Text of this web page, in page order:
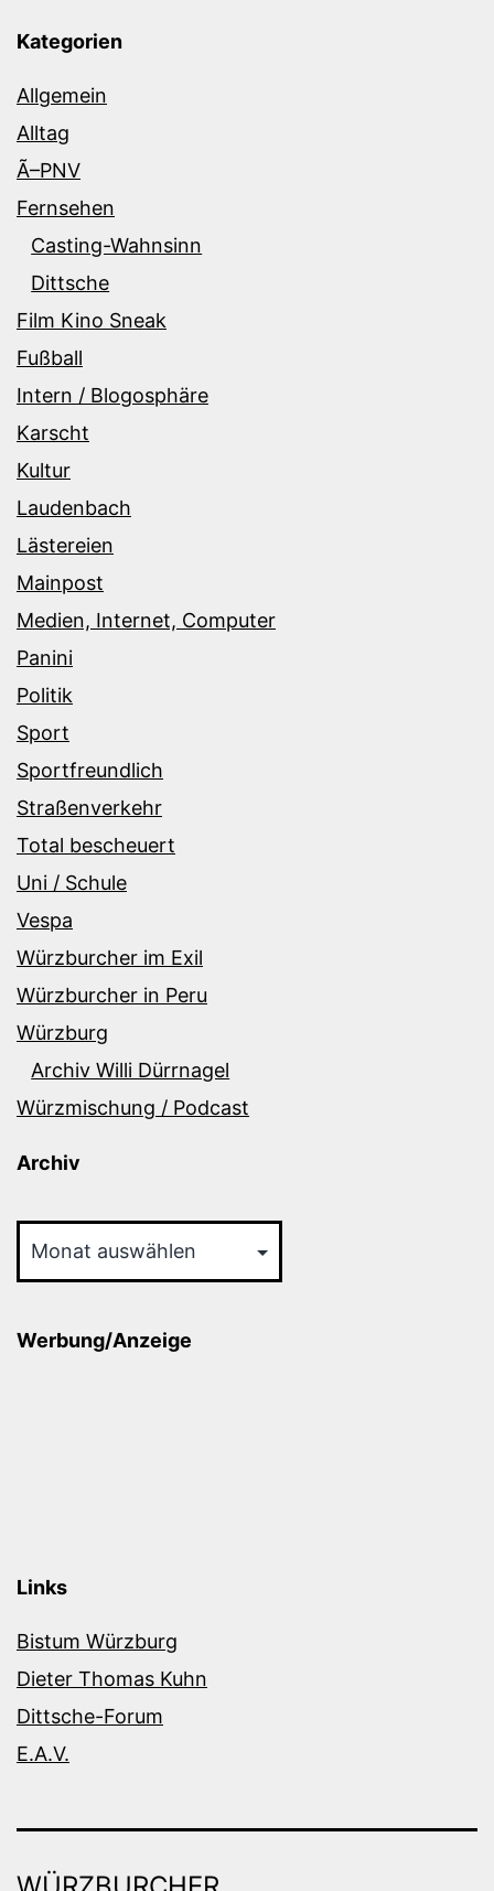
Kategorien
Allgemein
Alltag
Ã–PNV
Fernsehen
Casting-Wahnsinn
Dittsche
Film Kino Sneak
Fußball
Intern / Blogosphäre
Karscht
Kultur
Laudenbach
Lästereien
Mainpost
Medien, Internet, Computer
Panini
Politik
Sport
Sportfreundlich
Straßenverkehr
Total bescheuert
Uni / Schule
Vespa
Würzburcher im Exil
Würzburcher in Peru
Würzburg
Archiv Willi Dürrnagel
Würzmischung / Podcast
Archiv
Werbung/Anzeige
Links
Bistum Würzburg
Dieter Thomas Kuhn
Dittsche-Forum
E.A.V.